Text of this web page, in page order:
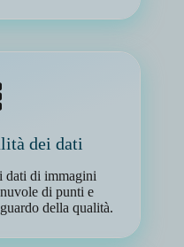
dei dati
dati di immagini
di punti e
della qualità.